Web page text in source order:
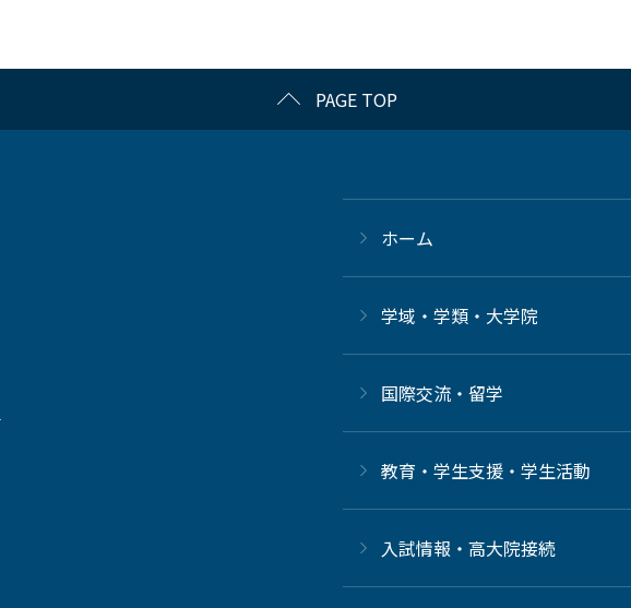
PAGE TOP
ホーム
学域・学類・大学院
国際交流・留学
教育・学生支援・学生活動
⼊試情報・高大院接続